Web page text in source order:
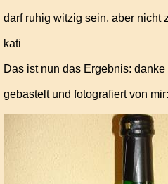
darf ruhig witzig sein, aber nicht
kati
Das ist nun das Ergebnis: danke
gebastelt und fotografiert von mir: